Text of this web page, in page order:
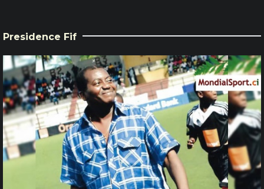
Presidence Fif